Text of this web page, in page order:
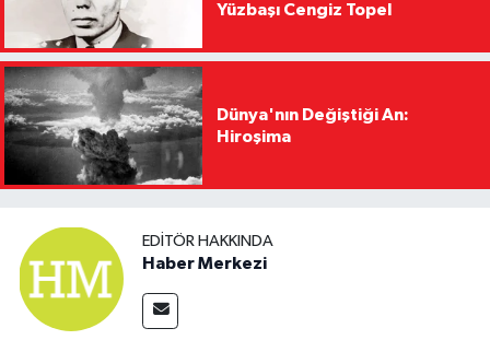
Yüzbaşı Cengiz Topel
Dünya'nın Değiştiği An:
Hiroşima
EDITÖR HAKKINDA
Haber Merkezi